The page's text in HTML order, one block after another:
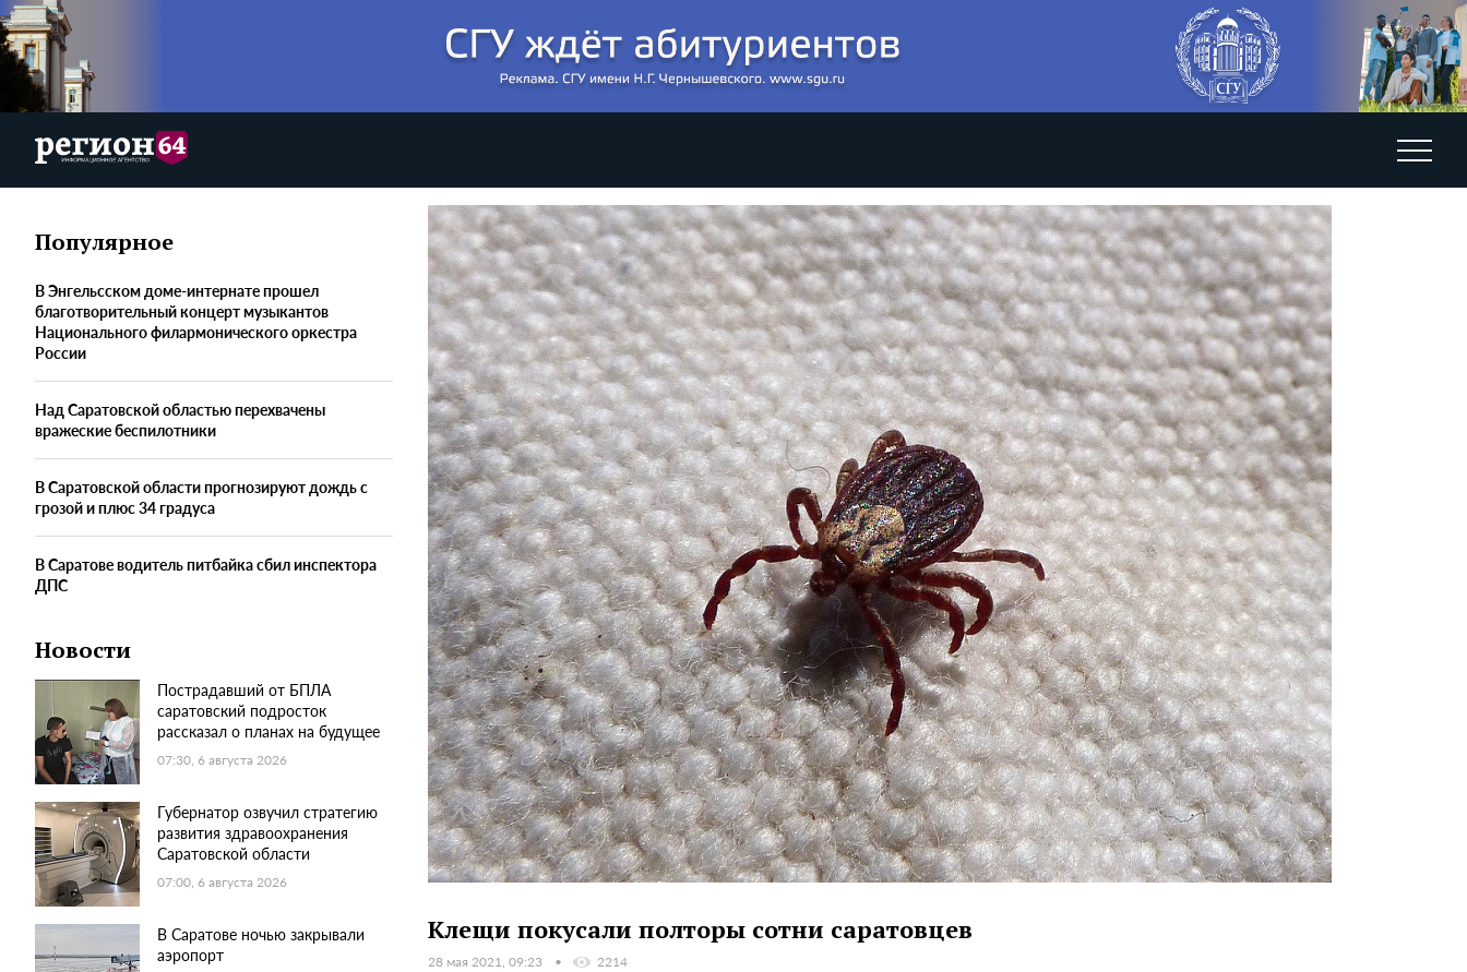
Популярное
В Энгельсском доме-интернате прошел
благотворительный концерт музыкантов
Национального филармонического оркестра
России
Над Саратовской областью перехвачены
вражеские беспилотники
В Саратовской области прогнозируют дождь с
грозой и плюс 34 градуса
В Саратове водитель питбайка сбил инспектора
ДПС
Новости
Пострадавший от БПЛА
саратовский подросток
рассказал о планах на будущее
07:30, 6 августа 2026
Губернатор озвучил стратегию
развития здравоохранения
Саратовской области
07:00, 6 августа 2026
В Саратове ночью закрывали
аэропорт
Клещи покусали полторы сотни саратовцев
28 мая 2021, 09:23 2214